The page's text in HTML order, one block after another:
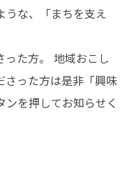
うな、「まちを支え
った方。 地域おこし
さった方は是非「興味
を押してお知らせく